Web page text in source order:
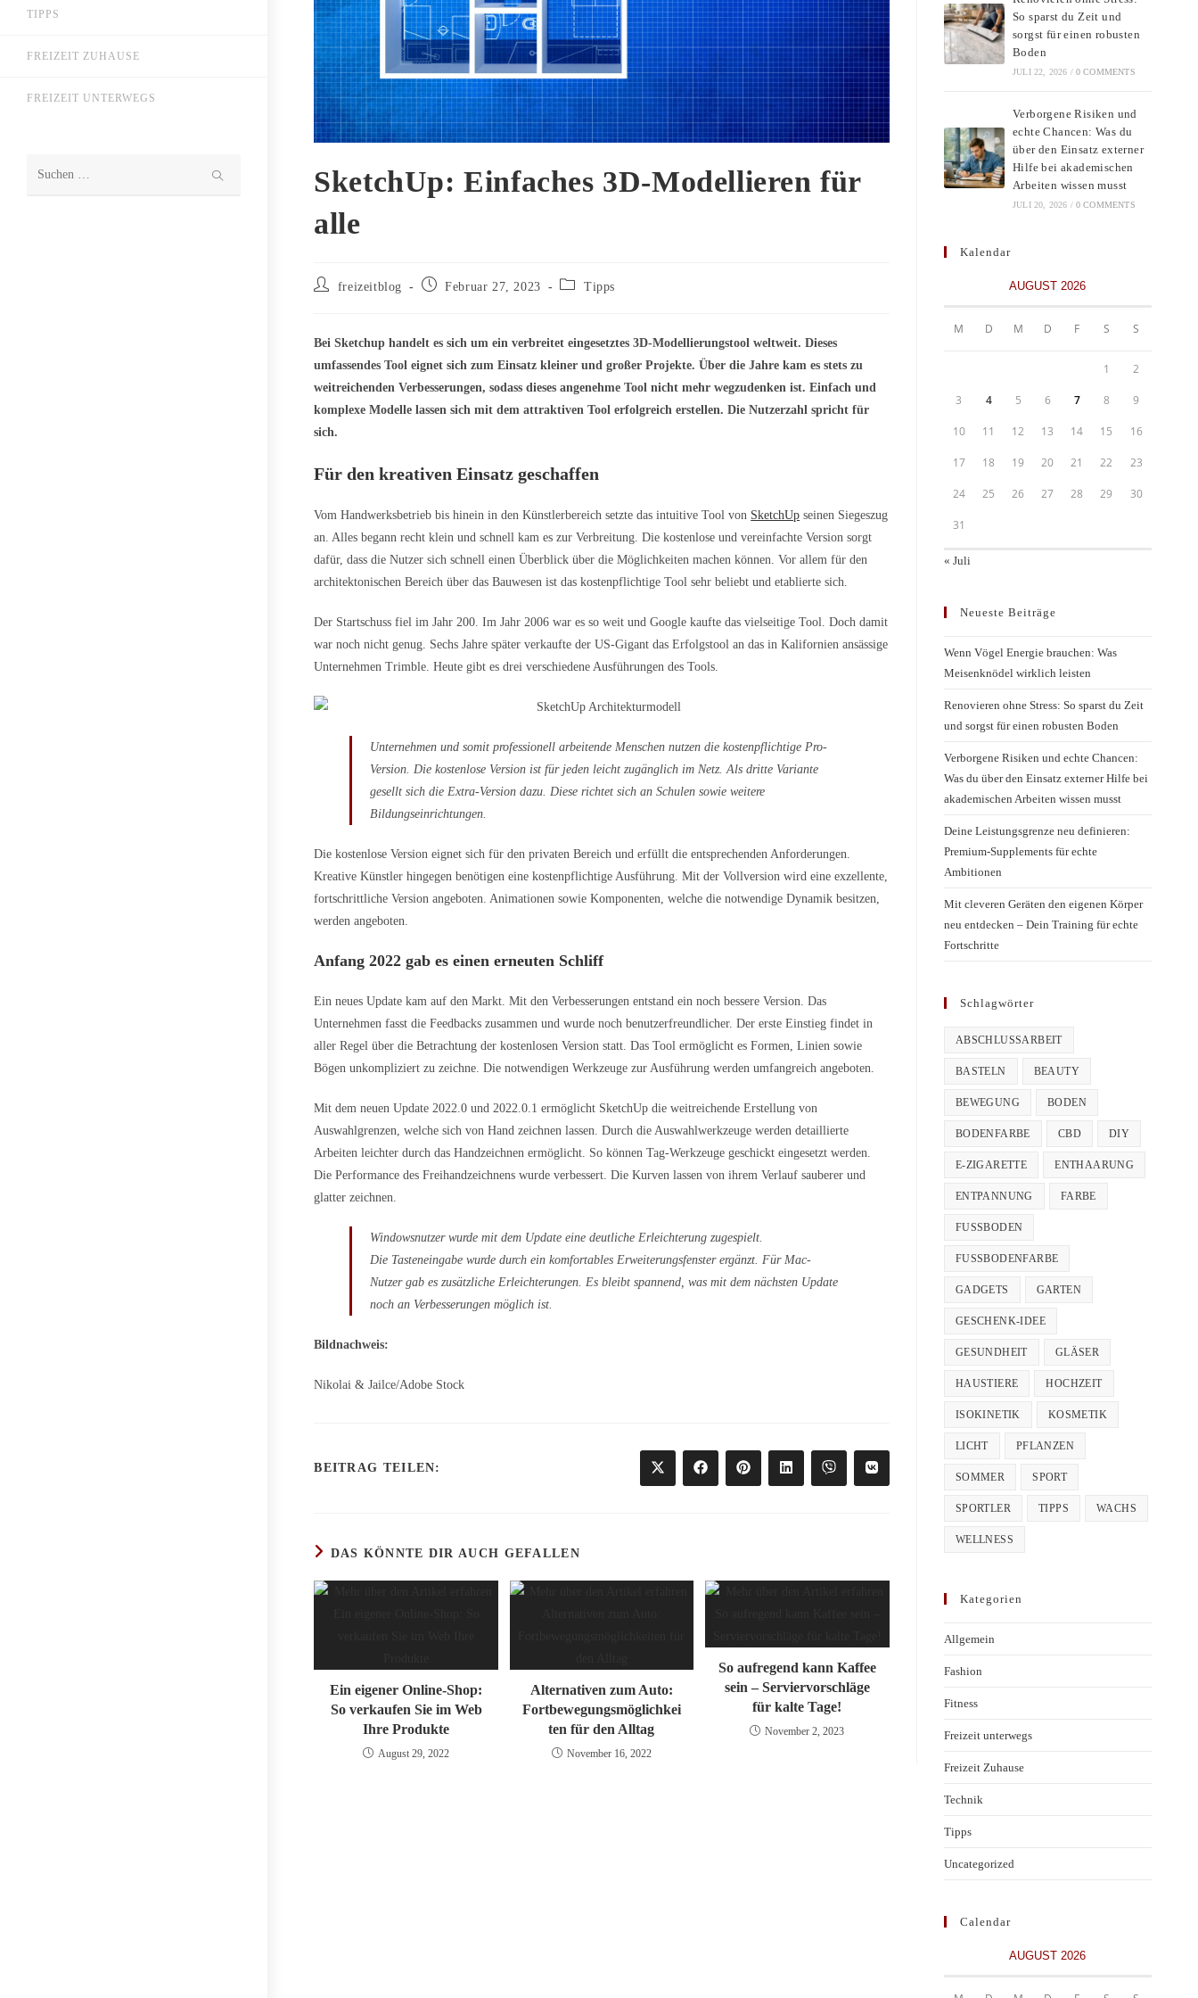
TIPPS
FREIZEIT ZUHAUSE
FREIZEIT UNTERWEGS
SketchUp: Einfaches 3D-Modellieren für
alle
Beitrags-freizeitblog
BeitragFebruar 27, 2023
Beitrags-
Tipps
Bei Sketchup handelt es sich um ein verbreitet eingesetztes 3D-Modellierungstool weltweit. Dieses
umfassendes Tool eignet sich zum Einsatz kleiner und großer Projekte. Über die Jahre kam es stets zu
weitreichenden Verbesserungen, sodass dieses angenehme Tool nicht mehr wegzudenken ist. Einfach und
komplexe Modelle lassen sich mit dem attraktiven Tool erfolgreich erstellen. Die Nutzerzahl spricht für
sich.
Für den kreativen Einsatz geschaffen
Vom Handwerksbetrieb bis hinein in den Künstlerbereich setzte das intuitive Tool von SketchUp seinen Siegeszug
an. Alles begann recht klein und schnell kam es zur Verbreitung. Die kostenlose und vereinfachte Version sorgt
dafür, dass die Nutzer sich schnell einen Überblick über die Möglichkeiten machen können. Vor allem für den
architektonischen Bereich über das Bauwesen ist das kostenpflichtige Tool sehr beliebt und etablierte sich.
Der Startschuss fiel im Jahr 200. Im Jahr 2006 war es so weit und Google kaufte das vielseitige Tool. Doch damit
war noch nicht genug. Sechs Jahre später verkaufte der US-Gigant das Erfolgstool an das in Kalifornien ansässige
Unternehmen Trimble. Heute gibt es drei verschiedene Ausführungen des Tools.
Unternehmen und somit professionell arbeitende Menschen nutzen die kostenpflichtige Pro-
Version. Die kostenlose Version ist für jeden leicht zugänglich im Netz. Als dritte Variante
gesellt sich die Extra-Version dazu. Diese richtet sich an Schulen sowie weitere
Bildungseinrichtungen.
Die kostenlose Version eignet sich für den privaten Bereich und erfüllt die entsprechenden Anforderungen.
Kreative Künstler hingegen benötigen eine kostenpflichtige Ausführung. Mit der Vollversion wird eine exzellente,
fortschrittliche Version angeboten. Animationen sowie Komponenten, welche die notwendige Dynamik besitzen,
werden angeboten.
Anfang 2022 gab es einen erneuten Schliff
Ein neues Update kam auf den Markt. Mit den Verbesserungen entstand ein noch bessere Version. Das
Unternehmen fasst die Feedbacks zusammen und wurde noch benutzerfreundlicher. Der erste Einstieg findet in
aller Regel über die Betrachtung der kostenlosen Version statt. Das Tool ermöglicht es Formen, Linien sowie
Bögen unkompliziert zu zeichne. Die notwendigen Werkzeuge zur Ausführung werden umfangreich angeboten.
Mit dem neuen Update 2022.0 und 2022.0.1 ermöglicht SketchUp die weitreichende Erstellung von
Auswahlgrenzen, welche sich von Hand zeichnen lassen. Durch die Auswahlwerkzeuge werden detaillierte
Arbeiten leichter durch das Handzeichnen ermöglicht. So können Tag-Werkzeuge geschickt eingesetzt werden.
Die Performance des Freihandzeichnens wurde verbessert. Die Kurven lassen von ihrem Verlauf sauberer und
glatter zeichnen.
Windowsnutzer wurde mit dem Update eine deutliche Erleichterung zugespielt.
Die Tasteneingabe wurde durch ein komfortables Erweiterungsfenster ergänzt. Für Mac-
Nutzer gab es zusätzliche Erleichterungen. Es bleibt spannend, was mit dem nächsten Update
noch an Verbesserungen möglich ist.
Bildnachweis:
Nikolai & Jailce/Adobe Stock
BEITRAG TEILEN:
Öffnet
in
Öffnet
in
Öffnet
in
Öffnet
in
Öffnet
in
Öffnet
in
DAS KÖNNTE DIR AUCH GEFALLEN
Ein eigener Online-Shop:
So verkaufen Sie im Web
Ihre Produkte
August 29, 2022
Alternativen zum Auto:
Fortbewegungsmöglichkei
ten für den Alltag
November 16, 2022
So aufregend kann Kaffee
sein – Serviervorschläge
für kalte Tage!
November 2, 2023
So sparst du Zeit und
sorgst für einen robusten
Boden
JULI 22, 2026 / 0 COMMENTS
Verborgene Risiken und
echte Chancen: Was du
über den Einsatz externer
Hilfe bei akademischen
Arbeiten wissen musst
JULI 20, 2026 / 0 COMMENTS
Kalendar
AUGUST 2026
M D M D F S S
1 2
3 4 5 6 7 8 9
10 11 12 13 14 15 16
17 18 19 20 21 22 23
24 25 26 27 28 29 30
31
« Juli
Neueste Beiträge
Wenn Vögel Energie brauchen: Was
Meisenknödel wirklich leisten
Renovieren ohne Stress: So sparst du Zeit
und sorgst für einen robusten Boden
Verborgene Risiken und echte Chancen:
Was du über den Einsatz externer Hilfe bei
akademischen Arbeiten wissen musst
Deine Leistungsgrenze neu definieren:
Premium-Supplements für echte
Ambitionen
Mit cleveren Geräten den eigenen Körper
neu entdecken – Dein Training für echte
Fortschritte
Schlagwörter
ABSCHLUSSARBEIT
BASTELN BEAUTY
BEWEGUNG BODEN
BODENFARBE CBD DIY
E-ZIGARETTE ENTHAARUNG
ENTPANNUNG FARBE
FUSSBODEN
FUSSBODENFARBE
GADGETS GARTEN
GESCHENK-IDEE
GESUNDHEIT GLÄSER
HAUSTIERE HOCHZEIT
ISOKINETIK KOSMETIK
LICHT PFLANZEN
SOMMER SPORT
SPORTLER TIPPS WACHS
WELLNESS
Kategorien
Allgemein
Fashion
Fitness
Freizeit unterwegs
Freizeit Zuhause
Technik
Tipps
Uncategorized
Calendar
AUGUST 2026